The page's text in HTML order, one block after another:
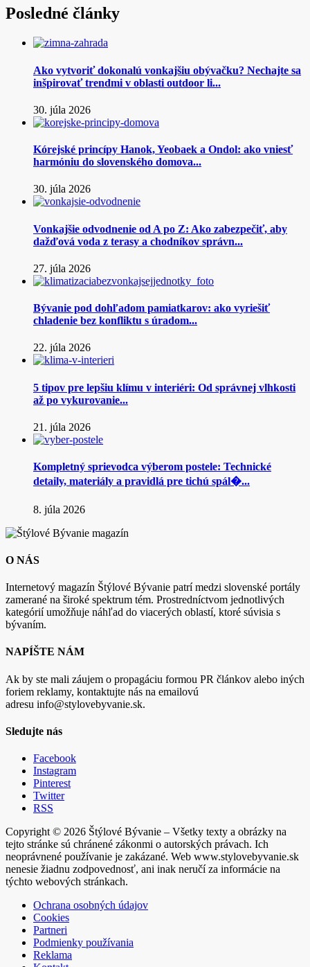
Posledné články
Ako vytvoriť dokonalú vonkajšiu obývačku? Nechajte sa
inšpirovať trendmi v oblasti outdoor li...
30. júla 2026
Kórejské princípy Hanok, Yeobaek a Ondol: ako vniesť
harmóniu do slovenského domova...
30. júla 2026
Vonkajšie odvodnenie od A po Z: Ako zabezpečiť, aby
dažďová voda z terasy a chodníkov správn...
27. júla 2026
Bývanie pod dohľadom pamiatkarov: ako vyriešiť
chladenie bez konfliktu s úradom...
22. júla 2026
5 tipov pre lepšiu klímu v interiéri: Od správnej vlhkosti
až po vykurovanie...
21. júla 2026
Kompletný sprievodca výberom postele: Technické
detaily, materiály a pravidlá pre tichú spál�...
8. júla 2026
O NÁS
Internetový magazín Štýlové Bývanie patrí medzi slovenské portály
zamerané na široké spektrum tém. Prostredníctvom jednotlivých
kategórií umožňuje náhľad do viacerých oblastí, ktoré súvisia s
bývaním.
NAPÍŠTE NÁM
Ak by ste mali záujem o propagáciu formou PR článkov alebo iných
foriem reklamy, kontaktujte nás na emailovú
adresu info@stylovebyvanie.sk.
Sledujte nás
Facebook
Instagram
Pinterest
Twitter
RSS
Copyright © 2026 Štýlové Bývanie – Všetky texty a obrázky na
tejto stránke sú chránené zákonmi o autorských právach. Ich
neoprávnené používanie je zakázané. Web www.stylovebyvanie.sk
nenesie žiadnu zodpovednosť, ani inak neručí za informácie na
týchto webových stránkach.
Ochrana osobných údajov
Cookies
Partneri
Podmienky používania
Reklama